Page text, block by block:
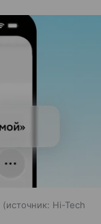
источник: Hi-Tech